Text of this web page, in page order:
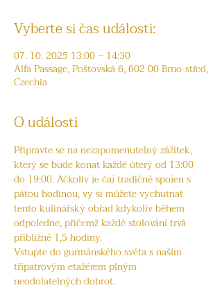
Vyberte si čas události:
07. 10. 2025 13:00 – 14:30
Alfa Passage, Poštovská 6, 602 00 Brno-střed,
Czechia
O události
Připravte se na nezapomenutelný zážitek,
který se bude konat každé úterý od 13:00
do 19:00. Ačkoliv je čaj tradičně spojen s
pátou hodinou, vy si můžete vychutnat
tento kulinářský obřad kdykoliv během
odpoledne, přičemž každé stolování trvá
přibližně 1,5 hodiny.
Vstupte do gurmánského světa s naším
třípatrovým etažérem plným
neodolatelných dobrot.